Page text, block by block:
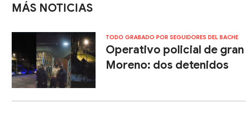
MÁS NOTICIAS
TODO GRABADO POR SEGUIDORES DEL BACHE
Operativo policial de
Moreno: dos detenidos